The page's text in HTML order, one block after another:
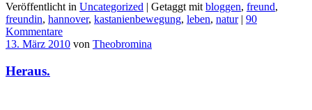
Veröffentlicht in Uncategorized | Getaggt mit bloggen, freund,
freundin, hannover, kastanienbewegung, leben, natur | 90
Kommentare
13. März 2010 von Theobromina
Heraus.